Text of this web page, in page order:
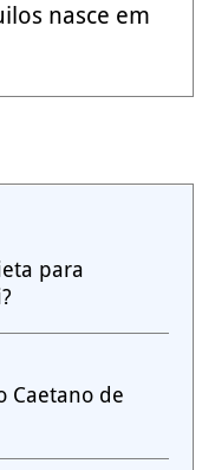
nasce em
para
Caetano de